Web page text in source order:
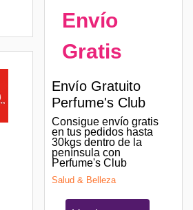
Envío
Gratis
Envío Gratuito
Perfume's Club
Consigue envío gratis
en tus pedidos hasta
30kgs dentro de la
península con
Perfume's Club
Salud & Belleza